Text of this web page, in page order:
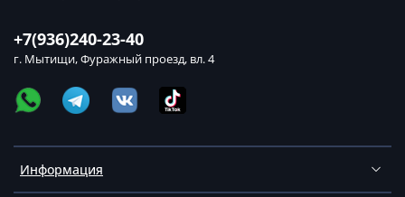
Информация
+7(936)240-23-40
г. Мытищи, Фуражный проезд, вл. 4